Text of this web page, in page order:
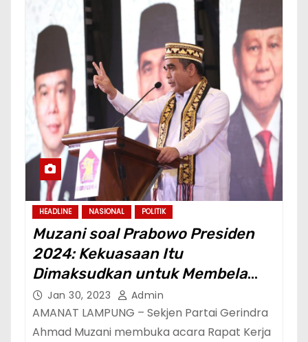
HEADLINE NASIONAL POLITIK
Muzani soal Prabowo Presiden
2024: Kekuasaan Itu
Dimaksudkan untuk Membela
Rakyat Kecil dan Terpinggirkan
Jan 30, 2023 Admin
AMANAT LAMPUNG – Sekjen Partai Gerindra
Ahmad Muzani membuka acara Rapat Kerja